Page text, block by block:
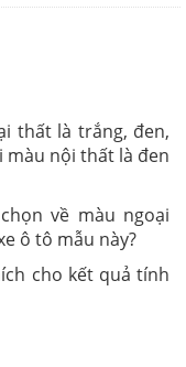
thất là trắng, đen,
màu nội thất là đen
về màu ngoại
ô tô mẫu này?
cho kết quả tính